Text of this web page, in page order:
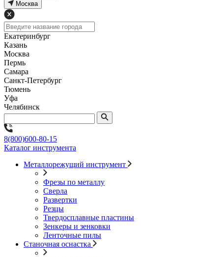
Москва
Екатеринбург
Казань
Москва
Пермь
Самара
Санкт-Петербург
Тюмень
Уфа
Челябинск
8(800)600-80-15
Каталог инструмента
Металлорежущий инструмент
Фрезы по металлу
Сверла
Развертки
Резцы
Твердосплавные пластины
Зенкеры и зенковки
Ленточные пилы
Станочная оснастка